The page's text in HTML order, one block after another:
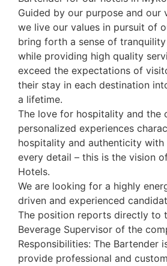
Guided by our purpose and our
we live our values in pursuit of
bring forth a sense of
while providing high quality
exceed the expectations of
their stay in each destination
a lifetime.
The love for hospitality and the
personalized experiences
hospitality and authenticity with
every detail – this is the vision
Hotels.
We are looking for a highly
driven and experienced
The position reports directly to
Beverage Supervisor of the
Responsibilities: The Bartender
provide professional and